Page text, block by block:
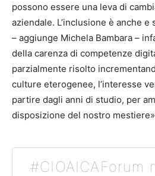
possono essere una leva di
aziendale. L’inclusione è anche
– aggiunge Michela Bambara –
della carenza di competenze
parzialmente risolto
culture eterogenee, l’interesse
partire dagli anni di studio, per
disposizione del nostro
#CIOAICAForum